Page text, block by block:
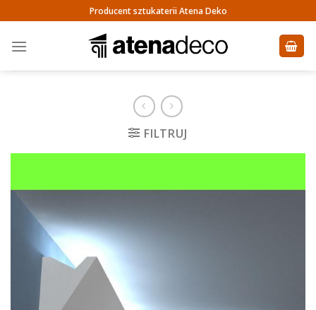
to
content
Producent sztukaterii Atena Deko
FILTRUJ